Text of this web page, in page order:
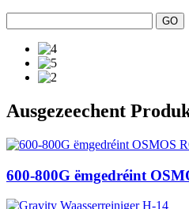
Ausgezeechent
600-800G ëmgedréint